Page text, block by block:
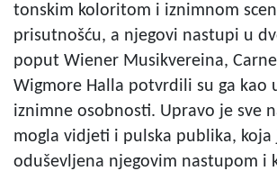
tonskim koloritom i iznimnom
prisutnošću, a njegovi nastupi u
poput Wiener Musikvereina,
Wigmore Halla potvrdili su ga kao
iznimne osobnosti. Upravo je sve
mogla vidjeti i pulska publika, koja
oduševljena njegovim nastupom i